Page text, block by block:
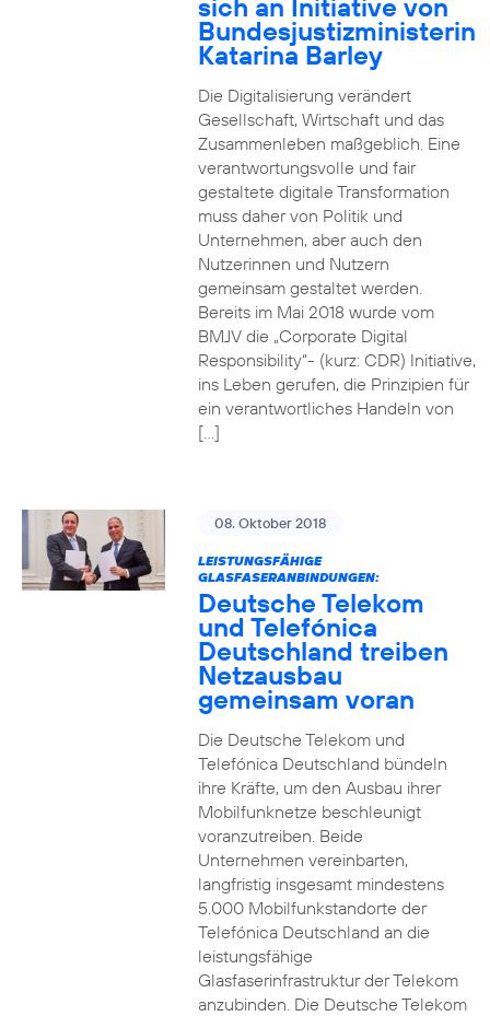
sich an Initiative von
Bundesjustizministerin
Katarina Barley
Die Digitalisierung verändert
Gesellschaft, Wirtschaft und das
Zusammenleben maßgeblich. Eine
verantwortungsvolle und fair
gestaltete digitale Transformation
muss daher von Politik und
Unternehmen, aber auch den
Nutzerinnen und Nutzern
gemeinsam gestaltet werden.
Bereits im Mai 2018 wurde vom
BMJV die „Corporate Digital
Responsibility“- (kurz: CDR) Initiative,
ins Leben gerufen, die Prinzipien für
ein verantwortliches Handeln von
[…]
08. Oktober 2018
LEISTUNGSFÄHIGE
GLASFASERANBINDUNGEN:
Deutsche Telekom
und Telefónica
Deutschland treiben
Netzausbau
gemeinsam voran
Die Deutsche Telekom und
Telefónica Deutschland bündeln
ihre Kräfte, um den Ausbau ihrer
Mobilfunknetze beschleunigt
voranzutreiben. Beide
Unternehmen vereinbarten,
langfristig insgesamt mindestens
5.000 Mobilfunkstandorte der
Telefónica Deutschland an die
leistungsfähige
Glasfaserinfrastruktur der Telekom
anzubinden. Die Deutsche Telekom